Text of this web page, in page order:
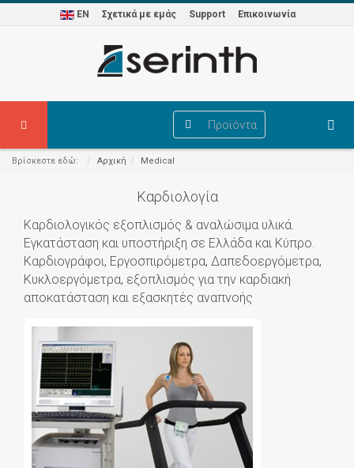
EN Σχετικά με εμάς Support Επικοινωνία
Προϊόντα
Βρίσκεστε εδώ: Αρχική Medical
Καρδιολογία
Καρδιολογικός εξοπλισμός & αναλώσιμα υλικά.
Εγκατάσταση και υποστήριξη σε Ελλάδα και Κύπρο.
Καρδιογράφοι, Εργοσπιρόμετρα, Δαπεδοεργόμετρα,
Κυκλοεργόμετρα, εξοπλισμός για την καρδιακή
αποκατάσταση και εξασκητές αναπνοής